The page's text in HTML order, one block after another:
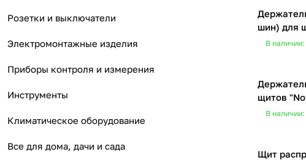
шин) для
В наличии:
щитов
В наличии:
Щит
Розетки и выключатели
Электромонтажные изделия
Приборы контроля и измерения
Инструменты
Климатическое оборудование
Все для дома, дачи и сада